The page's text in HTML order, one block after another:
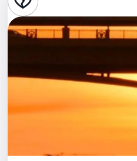
Стендап
Выставки